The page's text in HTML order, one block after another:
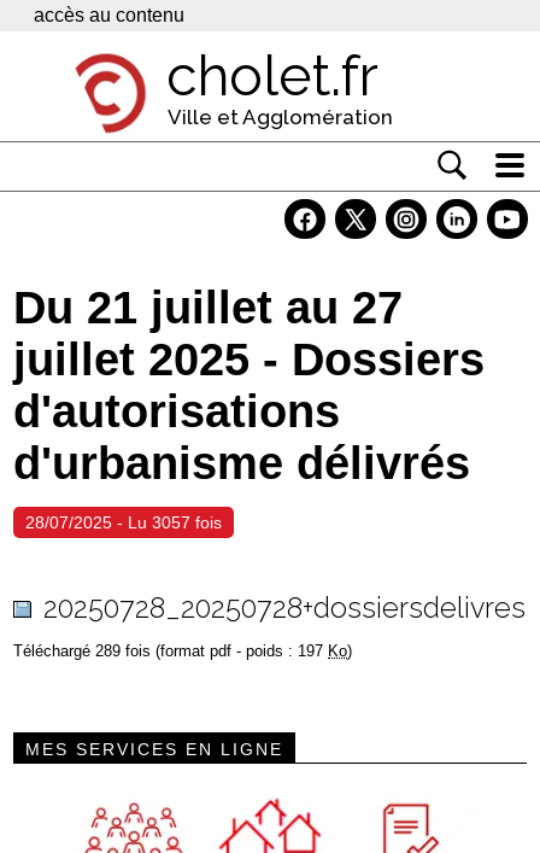
Panneau de gestion des cookies
accès au contenu
cholet.fr
Ville et Agglomération
Economie
Services
Contacts
Du 21 juillet au 27
juillet 2025 - Dossiers
d'autorisations
d'urbanisme délivrés
28/07/2025 - Lu 3057 fois
20250728_20250728+dossiersdelivres
Téléchargé 289 fois (format pdf - poids : 197 Ko)
MES SERVICES EN LIGNE